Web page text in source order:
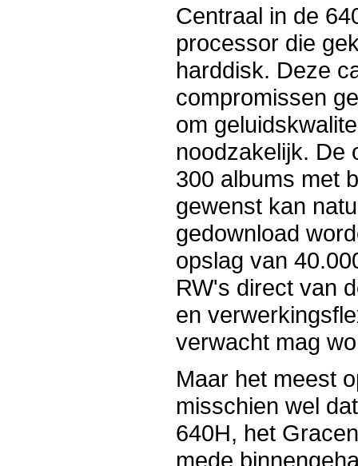
Centraal in de
processor die
harddisk. Deze
compromissen
om
noodzakelijk. De
300 albums met
gewenst kan
gedownload
opslag van
RW's direct van
en
verwacht mag
Maar het meest
misschien wel
640H, het
mede